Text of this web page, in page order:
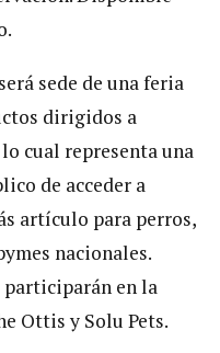
sede de una feria
dirigidos a
lo cual representa una
de acceder a
artículo para perros,
nacionales.
participarán en la
Ottis y Solu Pets.